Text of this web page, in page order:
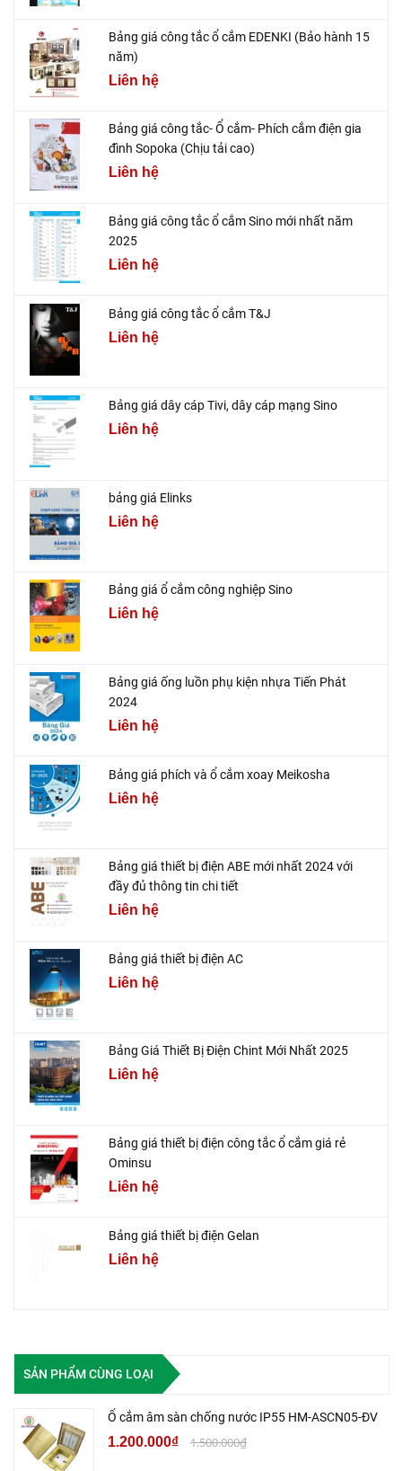
Bảng giá công tắc ổ cắm EDENKI (Bảo hành 15
năm)
Liên hệ
Bảng giá công tắc- Ổ cắm- Phích cắm điện gia
đình Sopoka (Chịu tải cao)
Liên hệ
Bảng giá công tắc ổ cắm Sino mới nhất năm
2025
Liên hệ
Bảng giá công tắc ổ cắm T&J
Liên hệ
Bảng giá dây cáp Tivi, dây cáp mạng Sino
Liên hệ
bảng giá Elinks
Liên hệ
Bảng giá ổ cắm công nghiệp Sino
Liên hệ
Bảng giá ống luồn phụ kiện nhựa Tiến Phát
2024
Liên hệ
Bảng giá phích và ổ cắm xoay Meikosha
Liên hệ
Bảng giá thiết bị điện ABE mới nhất 2024 với
đầy đủ thông tin chi tiết
Liên hệ
Bảng giá thiết bị điện AC
Liên hệ
Bảng Giá Thiết Bị Điện Chint Mới Nhất 2025
Liên hệ
Bảng giá thiết bị điện công tắc ổ cắm giá rẻ
Ominsu
Liên hệ
Bảng giá thiết bị điện Gelan
Liên hệ
SẢN PHẨM CÙNG LOẠI
Ổ cắm âm sàn chống nước IP55 HM-ASCN05-ĐV
1.200.000₫ 1.500.000₫